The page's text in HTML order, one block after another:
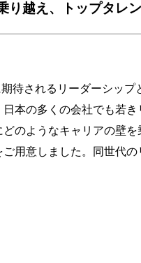
り越え、トップタレ
待されるリーダーシップ
本の多くの会社でも若き
のようなキャリアの壁
用意しました。同世代